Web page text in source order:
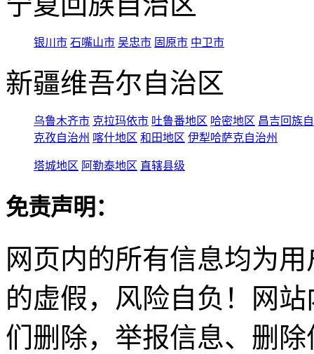
银川市 石嘴山市 吴忠市 固原市 中卫市
新疆维吾尔自治区
乌鲁木齐市 克拉玛依市 吐鲁番地区 哈密地区 昌吉回族
克孜自治州 喀什地区 和田地区 伊犁哈萨克自治州
塔城地区 阿勒泰地区 直辖县级
免责声明：
网页内的所有信息均为
的虚假，风险自负！网
们删除，举报信息、删